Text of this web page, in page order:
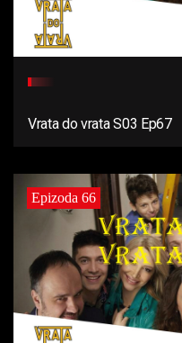
Vrata do vrata S03 Ep67
Epizoda 66